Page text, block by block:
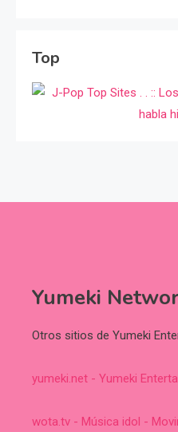
Top
Yumeki
Otros sitios de Yumeki
yumeki.net - Yumeki
wota.tv - Música idol -